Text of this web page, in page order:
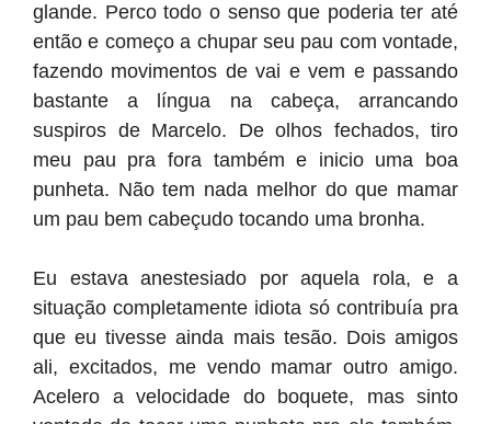
glande. Perco todo o senso que poderia ter até
então e começo a chupar seu pau com vontade,
fazendo movimentos de vai e vem e passando
bastante a língua na cabeça, arrancando
suspiros de Marcelo. De olhos fechados, tiro
meu pau pra fora também e inicio uma boa
punheta. Não tem nada melhor do que mamar
um pau bem cabeçudo tocando uma bronha.
Eu estava anestesiado por aquela rola, e a
situação completamente idiota só contribuía pra
que eu tivesse ainda mais tesão. Dois amigos
ali, excitados, me vendo mamar outro amigo.
Acelero a velocidade do boquete, mas sinto